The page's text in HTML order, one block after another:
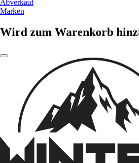
Abverkauf
Marken
Wird zum Warenkorb